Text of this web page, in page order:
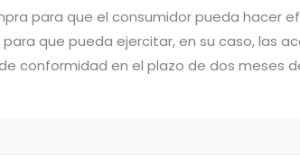
para que el consumidor pueda hacer
que pueda ejercitar, en su caso, las
de conformidad en el plazo de dos